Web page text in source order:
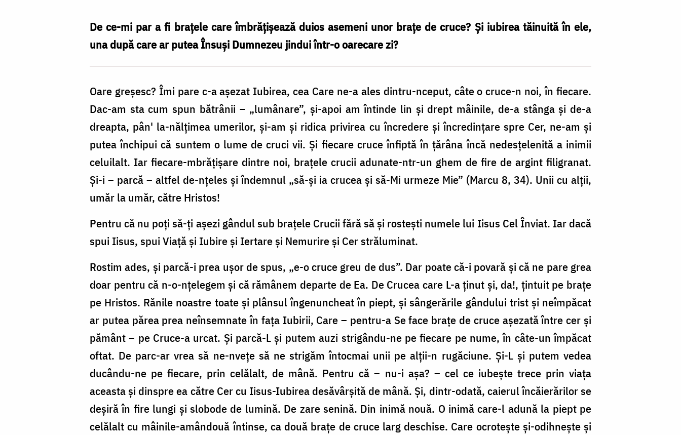
De ce-mi par a fi brațele care îmbrățișează duios asemeni unor brațe de cruce? Și iubirea tăinuită în ele,
una după care ar putea Însuși Dumnezeu jindui într-o oarecare zi?
Oare greșesc? Îmi pare c-a așezat Iubirea, cea Care ne-a ales dintru-nceput, câte o cruce-n noi, în fiecare.
Dac-am sta cum spun bătrânii – „lumânare”, și-apoi am întinde lin și drept mâinile, de-a stânga și de-a
dreapta, pân' la-nălțimea umerilor, și-am și ridica privirea cu încredere și încredințare spre Cer, ne-am și
putea închipui că suntem o lume de cruci vii. Și fiecare cruce înfiptă în țărâna încă nedesțelenită a inimii
celuilalt. Iar fiecare-mbrățișare dintre noi, brațele crucii adunate-ntr-un ghem de fire de argint filigranat.
Și-i – parcă – altfel de-nțeles și îndemnul „să-şi ia crucea şi să-Mi urmeze Mie” (Marcu 8, 34). Unii cu alții,
umăr la umăr, către Hristos!
Pentru că nu poți să-ți așezi gândul sub brațele Crucii fără să și rostești numele lui Iisus Cel Înviat. Iar dacă
spui Iisus, spui Viață și Iubire și Iertare și Nemurire și Cer străluminat.
Rostim ades, și parcă-i prea ușor de spus, „e-o cruce greu de dus”. Dar poate că-i povară și că ne pare grea
doar pentru că n-o-nțelegem și că rămânem departe de Ea. De Crucea care L-a ținut și, da!, țintuit pe brațe
pe Hristos. Rănile noastre toate și plânsul îngenuncheat în piept, și sângerările gândului trist și neîmpăcat
ar putea părea prea neînsemnate în fața Iubirii, Care – pentru-a Se face brațe de cruce așezată între cer și
pământ – pe Cruce-a urcat. Și parcă-L și putem auzi strigându-ne pe fiecare pe nume, în câte-un împăcat
oftat. De parc-ar vrea să ne-nvețe să ne strigăm întocmai unii pe alții-n rugăciune. Și-L și putem vedea
ducându-ne pe fiecare, prin celălalt, de mână. Pentru că – nu-i așa? – cel ce iubește trece prin viața
aceasta și dinspre ea către Cer cu Iisus-Iubirea desăvârșită de mână. Și, dintr-odată, caierul încăierărilor se
deșiră în fire lungi și slobode de lumină. De zare senină. Din inimă nouă. O inimă care-l adună la piept pe
celălalt cu mâinile-amândouă întinse, ca două brațe de cruce larg deschise. Care ocrotește și-odihnește și